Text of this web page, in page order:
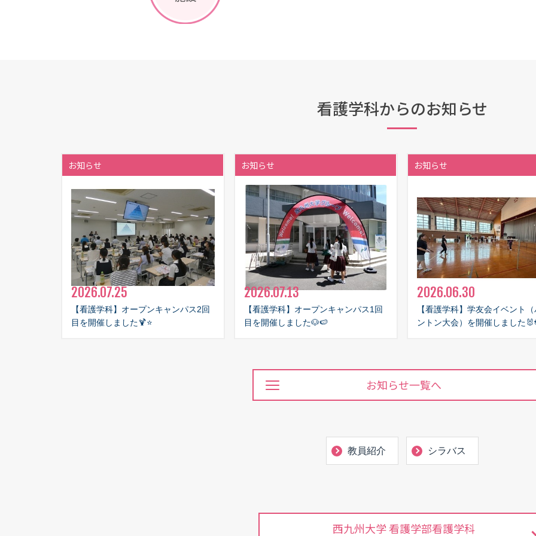
看護学科からのお知らせ
お知らせ
2026.07.25
【看護学科】オープンキャンパス2回
目を開催しました🍹⭐
お知らせ
2026.07.13
【看護学科】オープンキャンパス1回
目を開催しました🐶🍉
お知らせ
2026.06.30
【看護学科】学友会イベント
ントン大会）を開催しました
お知らせ一覧へ
教員紹介 シラバス
西九州大学 看護学部看護学科